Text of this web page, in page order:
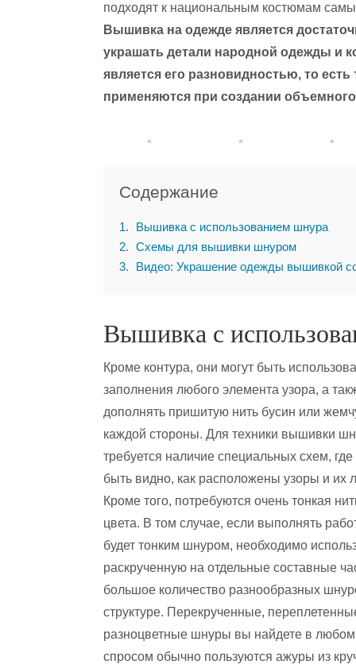
подходят к национальным костюмам
Вышивка на одежде является
украшать детали народной одежды и
является его разновидностью, то
применяются при создании объемного
Содержание
1
Вышивка с использованием шнура
2
Схемы для вышивки шнуром
3
Видео: Украшение одежды вышивкой
Вышивка с
Кроме контура, они могут быть
заполнения любого элемента узора, а
дополнять пришитую нить бусин или
каждой стороны. Для техники вышивки
требуется наличие специальных схем,
быть видно, как расположены узоры и их
Кроме того, потребуются очень тонкая
цвета. В том случае, если выполнять
будет тонким шнуром, необходимо
раскрученную на отдельные составные
большое количество разнообразных
структуре. Перекрученные,
разноцветные шнуры вы найдете в
спросом обычно пользуются ажуры из